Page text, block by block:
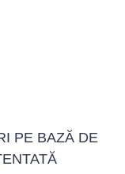
PE BAZĂ DE